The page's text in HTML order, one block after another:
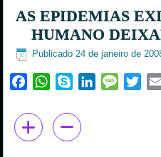
AS EPIDEMIAS
HUMANO
Publicado 24 de janeiro de
FacebookWhatsApp
Skype LinkedInMessage